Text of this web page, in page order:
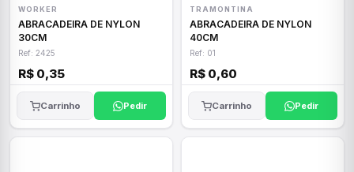
WORKER
ABRACADEIRA DE NYLON
30CM
Ref: 2425
R$ 0,35
Carrinho Pedir
TRAMONTINA
ABRACADEIRA DE NYLON
40CM
Ref: 01
R$ 0,60
Carrinho Pedir